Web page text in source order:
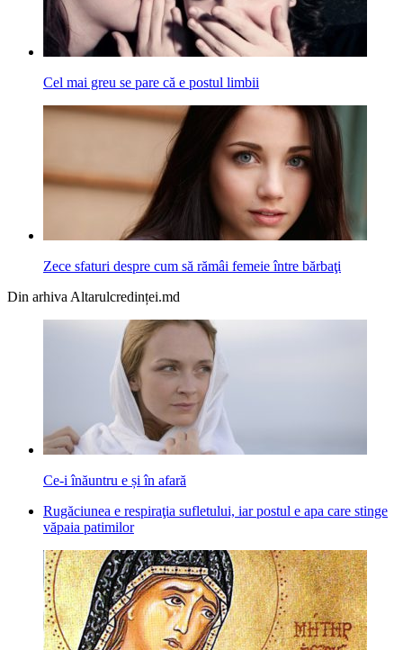
Cel mai greu se pare că e postul limbii
Zece sfaturi despre cum să rămâi femeie între bărbaţi
Din arhiva Altarulcredinței.md
Ce-i înăuntru e și în afară
Rugăciunea e respiraţia sufletului, iar postul e apa care stinge
văpaia patimilor